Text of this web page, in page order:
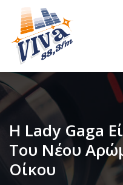
Η Lady Gaga
Του Νέου
Οίκου